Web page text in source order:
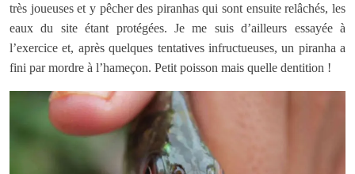
très joueuses et y pêcher des piranhas qui sont ensuite relâchés, les
eaux du site étant protégées. Je me suis d’ailleurs essayée à
l’exercice et, après quelques tentatives infructueuses, un piranha a
fini par mordre à l’hameçon. Petit poisson mais quelle dentition !